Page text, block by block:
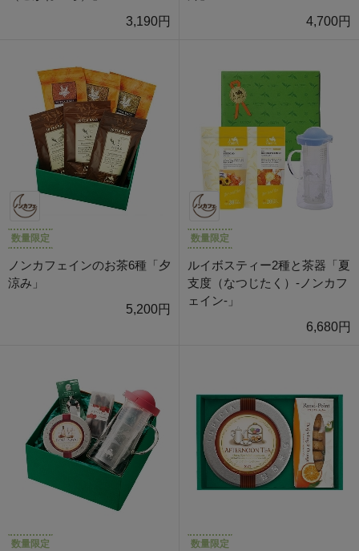
3,190円
4,700円
数量限定
ノンカフェインのお茶6種「夕
涼み」
5,200円
数量限定
ルイボスティー2種と茶器「夏
支度（なつじたく）-ノンカフ
ェイン-」
6,680円
数量限定 数量限定